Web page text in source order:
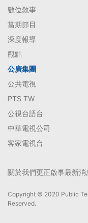
數位敘事
當期節目
深度報導
觀點
公廣集團
公共電視
PTS TW
公視台語台
中華電視公司
客家電視台
關於我們更正啟事最新消
Copyright © 2020 Public
Reserved.